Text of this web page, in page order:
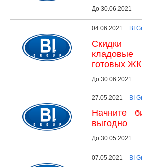
До 30.06.2021
04.06.2021 BI
готовых ЖК
До 30.06.2021
27.05.2021 BI
Начните
выгодно
До 30.05.2021
07.05.2021 BI